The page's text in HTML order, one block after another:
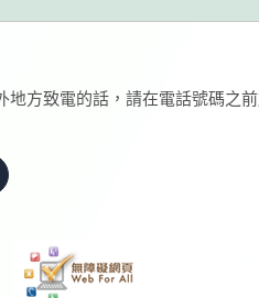
地方致電的話，請在電話號碼之